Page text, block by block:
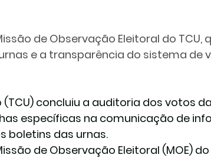
de Observação Eleitoral do TCU,
e a transparência do sistema de
concluiu a auditoria dos votos
específicas na comunicação de
boletins das urnas.
de Observação Eleitoral (MOE) do